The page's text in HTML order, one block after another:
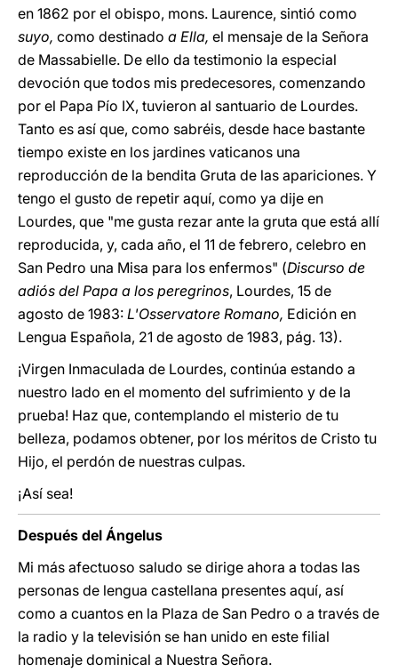
en 1862 por el obispo, mons. Laurence, sintió como
suyo, como destinado a Ella, el mensaje de la Señora
de Massabielle. De ello da testimonio la especial
devoción que todos mis predecesores, comenzando
por el Papa Pío IX, tuvieron al santuario de Lourdes.
Tanto es así que, como sabréis, desde hace bastante
tiempo existe en los jardines vaticanos una
reproducción de la bendita Gruta de las apariciones. Y
tengo el gusto de repetir aquí, como ya dije en
Lourdes, que "me gusta rezar ante la gruta que está allí
reproducida, y, cada año, el 11 de febrero, celebro en
San Pedro una Misa para los enfermos" (Discurso de
adiós del Papa a los peregrinos, Lourdes, 15 de
agosto de 1983: L'Osservatore Romano, Edición en
Lengua Española, 21 de agosto de 1983, pág. 13).
¡Virgen Inmaculada de Lourdes, continúa estando a
nuestro lado en el momento del sufrimiento y de la
prueba! Haz que, contemplando el misterio de tu
belleza, podamos obtener, por los méritos de Cristo tu
Hijo, el perdón de nuestras culpas.
¡Así sea!
Después del Ángelus
Mi más afectuoso saludo se dirige ahora a todas las
personas de lengua castellana presentes aquí, así
como a cuantos en la Plaza de San Pedro o a través de
la radio y la televisión se han unido en este filial
homenaje dominical a Nuestra Señora.